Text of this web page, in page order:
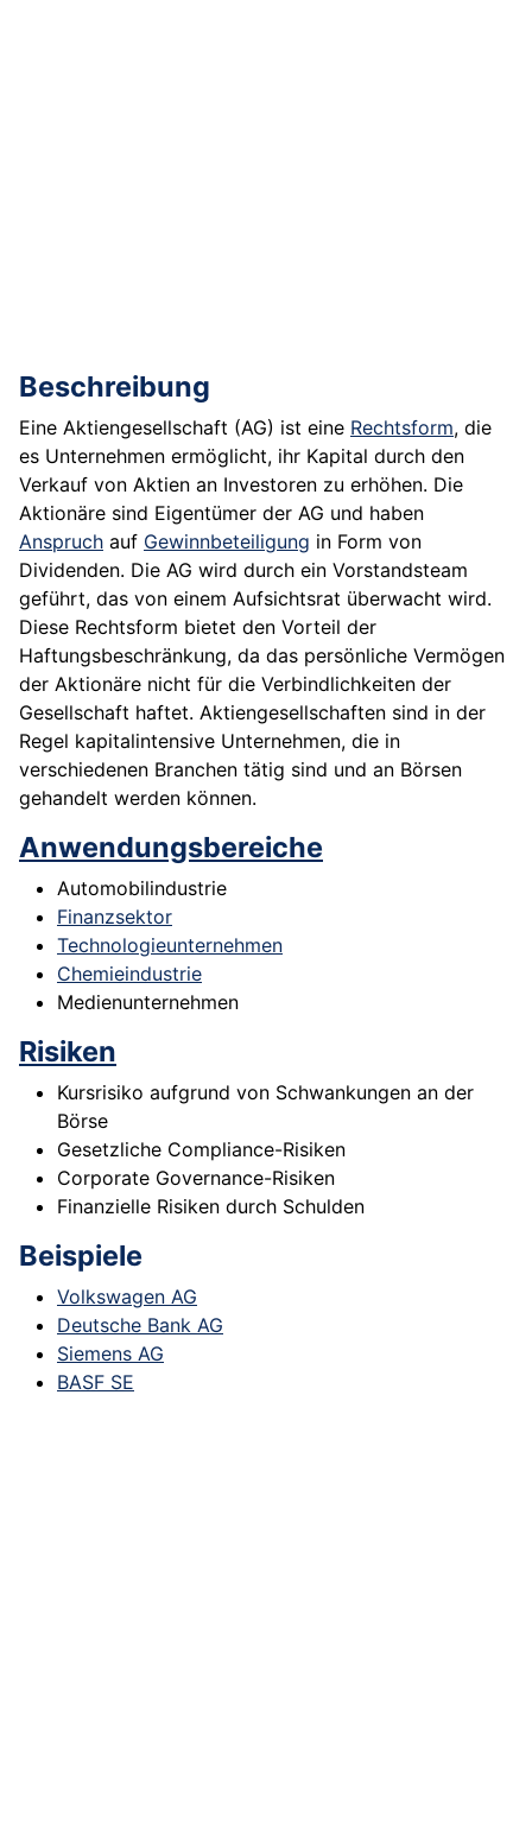
Beschreibung
Eine Aktiengesellschaft (AG) ist eine Rechtsform, die
es Unternehmen ermöglicht, ihr Kapital durch den
Verkauf von Aktien an Investoren zu erhöhen. Die
Aktionäre sind Eigentümer der AG und haben
Anspruch auf Gewinnbeteiligung in Form von
Dividenden. Die AG wird durch ein Vorstandsteam
geführt, das von einem Aufsichtsrat überwacht wird.
Diese Rechtsform bietet den Vorteil der
Haftungsbeschränkung, da das persönliche Vermögen
der Aktionäre nicht für die Verbindlichkeiten der
Gesellschaft haftet. Aktiengesellschaften sind in der
Regel kapitalintensive Unternehmen, die in
verschiedenen Branchen tätig sind und an Börsen
gehandelt werden können.
Anwendungsbereiche
Automobilindustrie
Finanzsektor
Technologieunternehmen
Chemieindustrie
Medienunternehmen
Risiken
Kursrisiko aufgrund von Schwankungen an der
Börse
Gesetzliche Compliance-Risiken
Corporate Governance-Risiken
Finanzielle Risiken durch Schulden
Beispiele
Volkswagen AG
Deutsche Bank AG
Siemens AG
BASF SE